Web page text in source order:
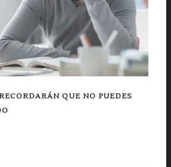
QUE NO PUEDES